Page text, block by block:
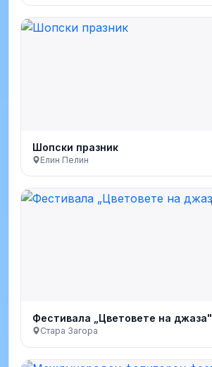
Шопски празник
Елин Пелин
Фестивала „Цветовете на джаза"
Стара Загора